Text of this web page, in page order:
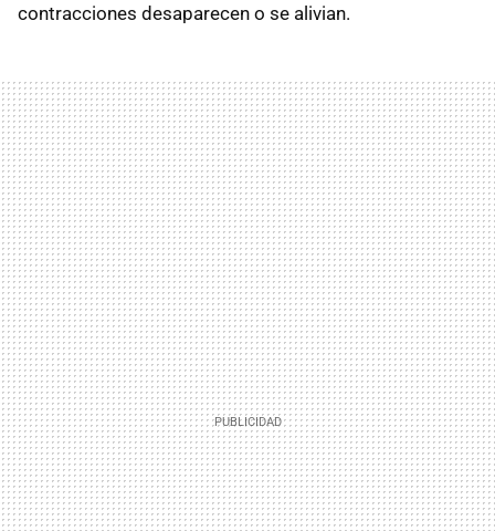
contracciones desaparecen o se alivian.